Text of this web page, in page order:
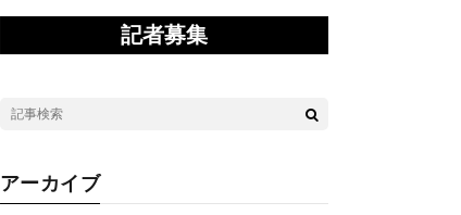
記者募集
アーカイブ